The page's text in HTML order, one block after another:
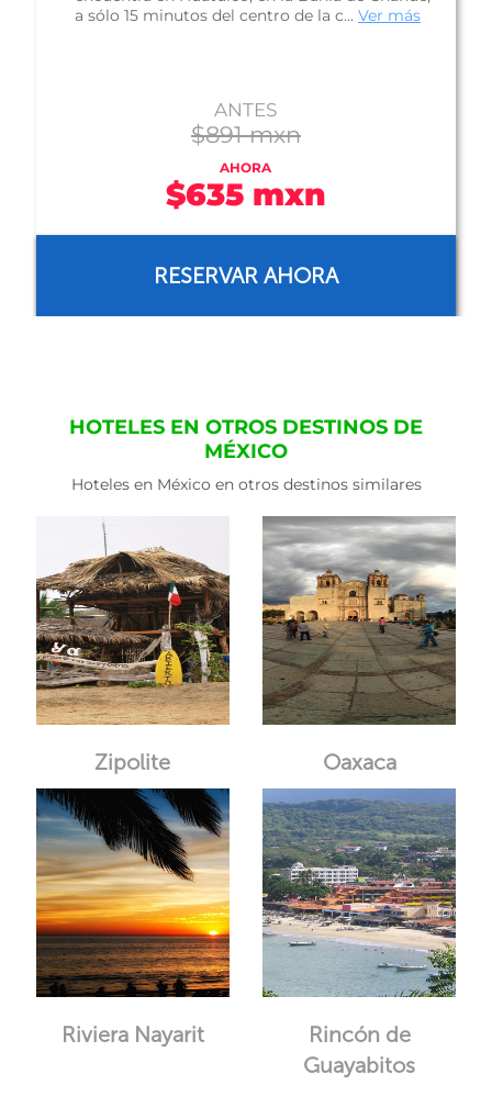
ANTES
$1,235 mxn
AHORA
$879 mxn
RESERVAR AHORA
HOTELES EN OTROS DESTINOS DE
MÉXICO
Hoteles en México en otros destinos similares
Zipolite Oaxaca
Riviera Nayarit
Rincón de
Guayabitos